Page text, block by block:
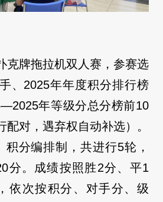
克牌拖拉机双人赛，参赛选
、2025年年度积分排行榜
年等级分总分榜前10
配对，遇弃权自动补选）。
积分编排制，共进行5轮，
分。成绩按照胜2分、平1
依次按积分、对手分、级